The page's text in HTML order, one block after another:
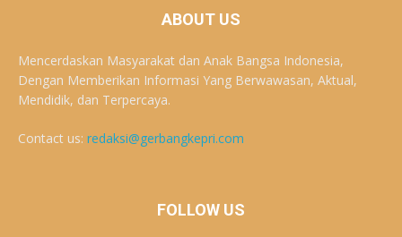
ABOUT US
Mencerdaskan Masyarakat dan Anak Bangsa Indonesia,
Dengan Memberikan Informasi Yang Berwawasan, Aktual,
Mendidik, dan Terpercaya.
Contact us: redaksi@gerbangkepri.com
FOLLOW US